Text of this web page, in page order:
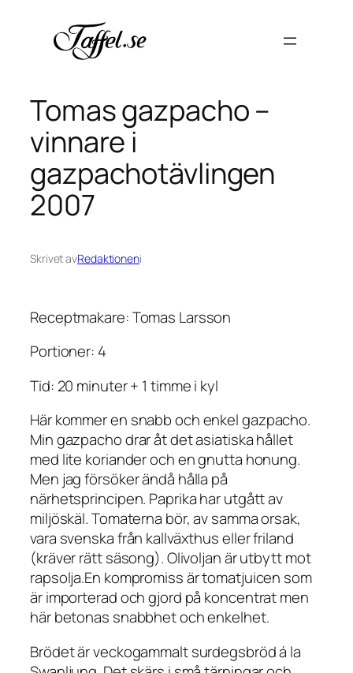
innehåll
Tomas gazpacho –
vinnare i
gazpachotävlingen
2007
Skrivet avRedaktioneni
Receptmakare: Tomas Larsson
Portioner: 4
Tid: 20 minuter + 1 timme i kyl
Här kommer en snabb och enkel gazpacho.
Min gazpacho drar åt det asiatiska hållet
med lite koriander och en gnutta honung.
Men jag försöker ändå hålla på
närhetsprincipen. Paprika har utgått av
miljöskäl. Tomaterna bör, av samma orsak,
vara svenska från kallväxthus eller friland
(kräver rätt säsong). Olivoljan är utbytt mot
rapsolja.En kompromiss är tomatjuicen som
är importerad och gjord på koncentrat men
här betonas snabbhet och enkelhet.
Brödet är veckogammalt surdegsbröd á la